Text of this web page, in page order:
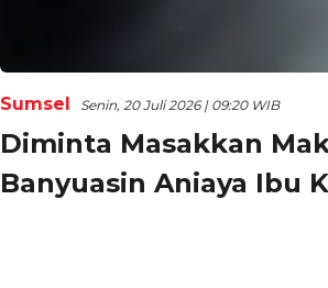
Sumsel Senin, 20 Juli 2026 | 09:20 WIB
Diminta Masakkan
Banyuasin Aniaya Ibu